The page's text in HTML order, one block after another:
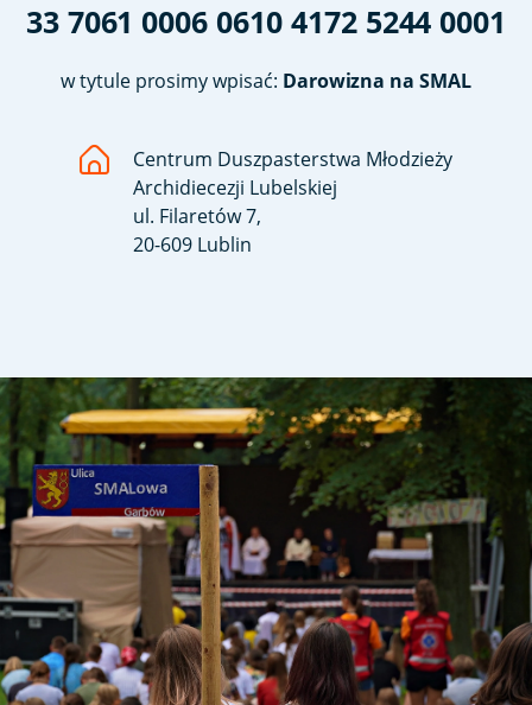
33 7061 0006 0610 4172 5244 0001
w tytule prosimy wpisać: Darowizna na SMAL
Centrum Duszpasterstwa Młodzieży
Archidiecezji Lubelskiej
ul. Filaretów 7,
20-609 Lublin